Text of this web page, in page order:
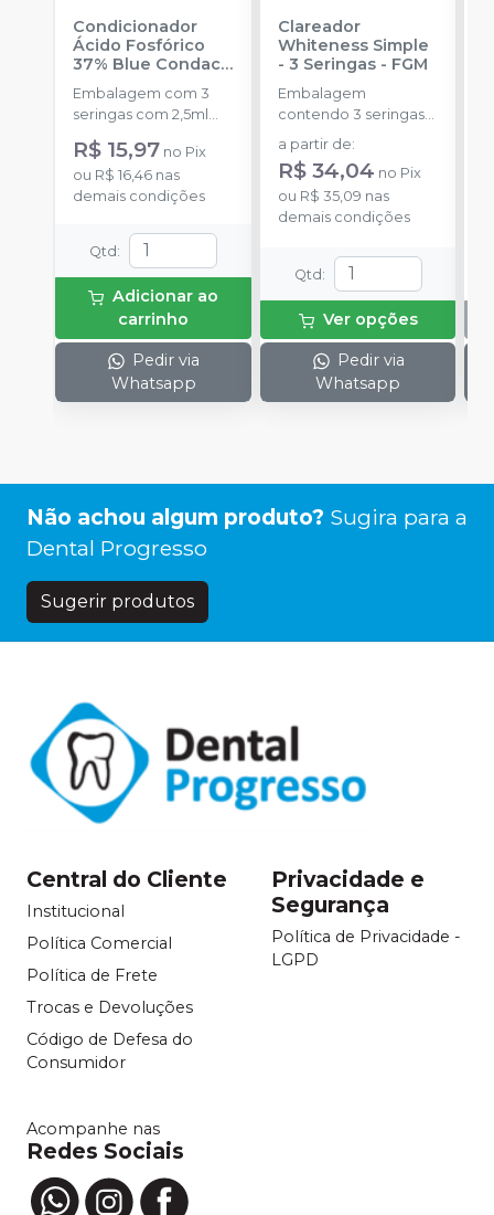
Condicionador
Ácido Fosfórico
37% Blue Condac-
FGM
Embalagem com 3
seringas com 2,5ml
cada uma e 3
ponteiras para
aplicação.
R$ 15,97 no Pix
ou R$ 16,46 nas
demais condições
Qtd :
Adicionar ao
carrinho
Pedir via
Whatsapp
Clareador
Whiteness Simple
- 3 Seringas- FGM
Embalagem
contendo 3 seringas
com 3g de gel cada
uma.
a partir de:
R$ 34,04 no Pix
ou R$ 35,09 nas
demais condições
Qtd :
Ver opções
Pedir via
Whatsapp
Não achou algum produto? Sugira para a
Dental Progresso
Sugerir produtos
Central do Cliente
Institucional
Política Comercial
Política de Frete
Trocas e Devoluções
Código de Defesa do
Consumidor
Privacidade e
Segurança
Política de Privacidade -
LGPD
Acompanhe nas
Redes Sociais